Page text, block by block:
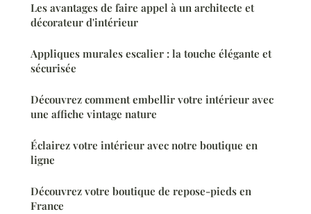
Les avantages de faire appel à un architecte et
décorateur d'intérieur
Appliques murales escalier : la touche élégante et
sécurisée
Découvrez comment embellir votre intérieur avec
une affiche vintage nature
Éclairez votre intérieur avec notre boutique en
ligne
Découvrez votre boutique de repose-pieds en
France